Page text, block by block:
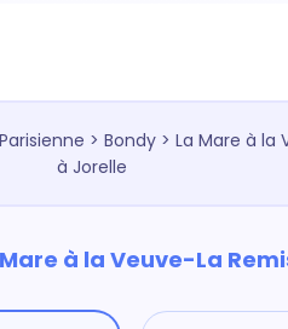
> Bondy> La Mare à la
à Jorelle
à la Veuve-La